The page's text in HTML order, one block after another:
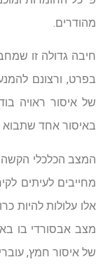
מהודרים.
חיבה גדולה זו
בפרט, ורצונם
של איסור ראויה
באיסור אחד שתבוא
המצב הכלכלי הקשה
מחייבים לעיתים
אלו עלולות להיות
מצב אבסורדי בו
של איסור חמץ,